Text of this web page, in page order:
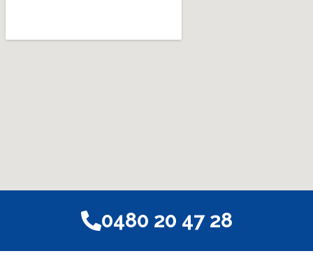
0480 20 47 28